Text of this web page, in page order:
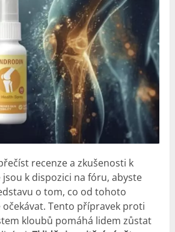
recenze a zkušenosti k
k dispozici na fóru, abyste
o tom, co od tohoto
Tento přípravek proti
kloubů pomáhá lidem zůstat